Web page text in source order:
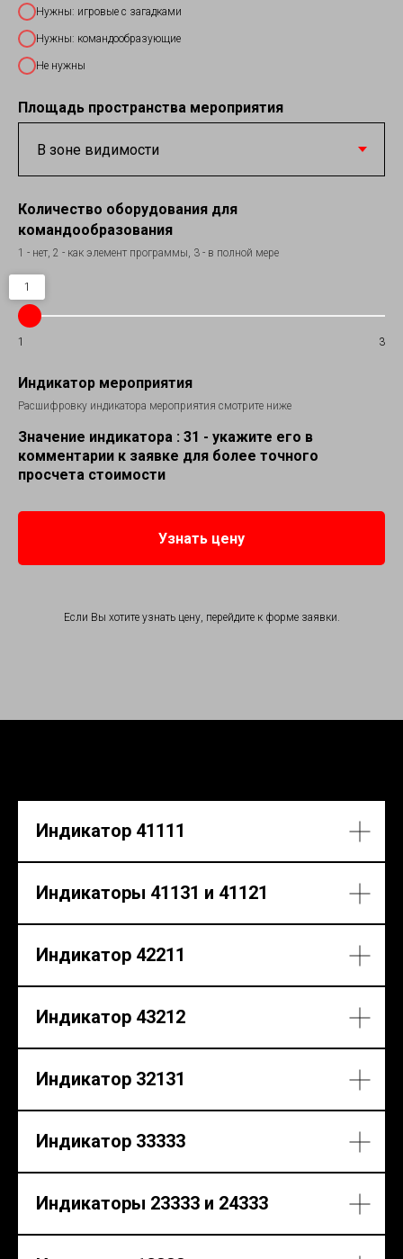
Нужны: игровые с загадками
Нужны: командообразующие
Не нужны
Площадь пространства мероприятия
Количество оборудования для
командообразования
1 - нет, 2 - как элемент программы, 3 - в полной мере
1
1 3
Индикатор мероприятия
Расшифровку индикатора мероприятия смотрите ниже
Значение индикатора : 31 - укажите его в
комментарии к заявке для более точного
просчета стоимости
Узнать цену
Если Вы хотите узнать цену, перейдите к форме заявки.
Индикатор 41111
Индикаторы 41131 и 41121
Индикатор 42211
Индикатор 43212
Индикатор 32131
Индикатор 33333
Индикаторы 23333 и 24333